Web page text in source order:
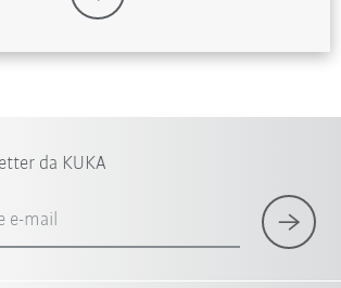
da KUKA
e-mail